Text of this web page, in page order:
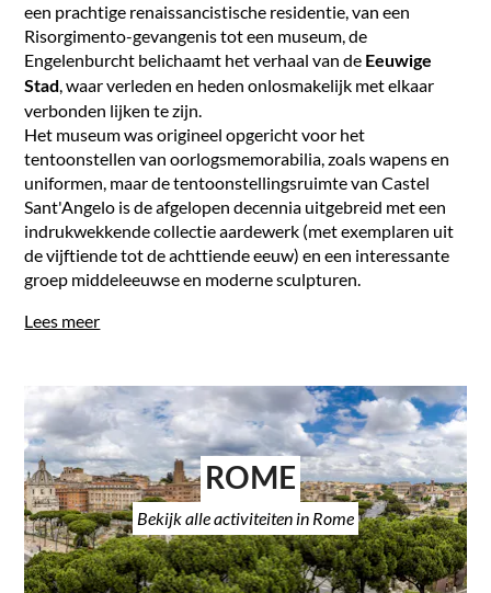
een prachtige renaissancistische residentie, van een
Risorgimento-gevangenis tot een museum, de
Engelenburcht belichaamt het verhaal van de Eeuwige
Stad, waar verleden en heden onlosmakelijk met elkaar
verbonden lijken te zijn.
Het museum was origineel opgericht voor het
tentoonstellen van oorlogsmemorabilia, zoals wapens en
uniformen, maar de tentoonstellingsruimte van Castel
Sant'Angelo is de afgelopen decennia uitgebreid met een
indrukwekkende collectie aardewerk (met exemplaren uit
de vijftiende tot de achttiende eeuw) en een interessante
groep middeleeuwse en moderne sculpturen.
Lees meer
ROME
Bekijk alle activiteiten in Rome